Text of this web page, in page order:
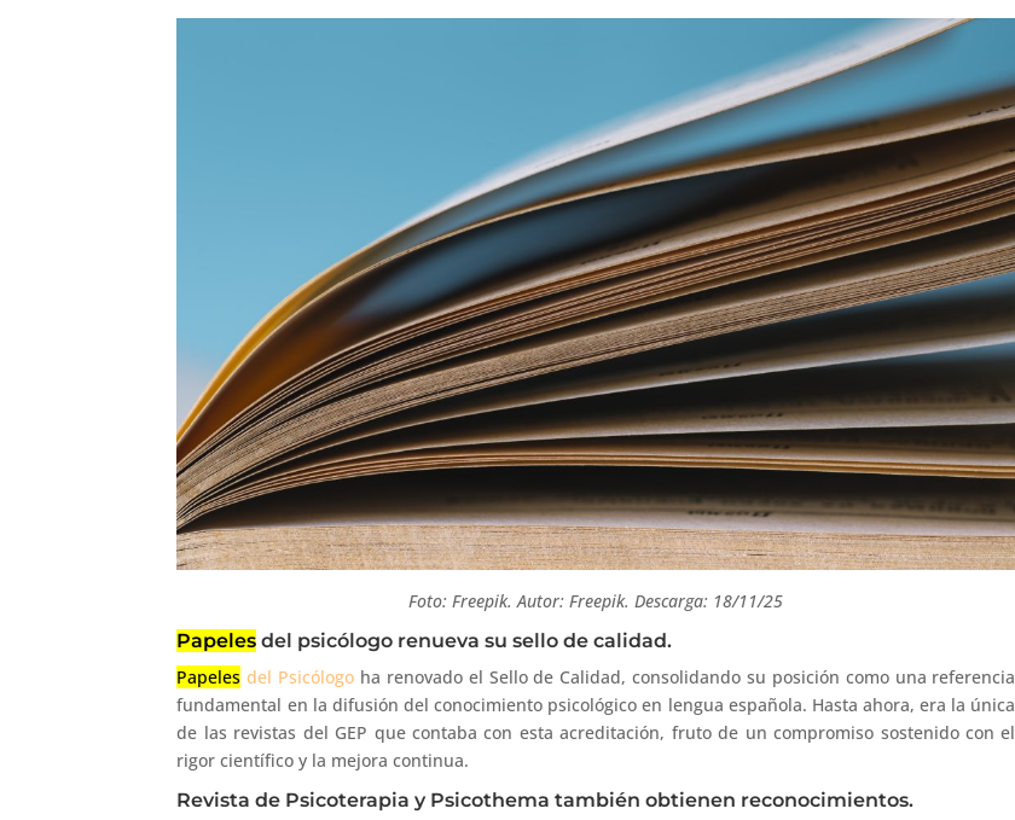
Foto: Freepik. Autor: Freepik. Descarga: 18/11/25
Papeles del psicólogo renueva su sello de calidad.
Papeles del Psicólogo ha renovado el Sello de Calidad, consolidando su posición como una referencia
fundamental en la difusión del conocimiento psicológico en lengua española. Hasta ahora, era la única
de las revistas del GEP que contaba con esta acreditación, fruto de un compromiso sostenido con el
rigor científico y la mejora continua.
Revista de Psicoterapia y Psicothema también obtienen reconocimientos.